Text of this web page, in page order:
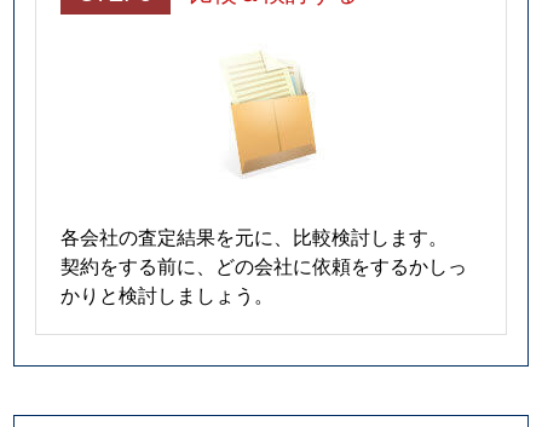
各会社の査定結果を元に、比較検討します。
契約をする前に、どの会社に依頼をするかしっ
かりと検討しましょう。